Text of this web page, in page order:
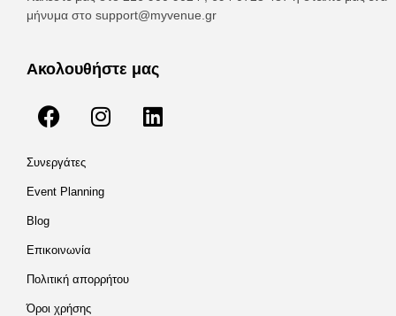
μήνυμα στο support@myvenue.gr
Ακολουθήστε μας
Συνεργάτες
Event Planning
Blog
Επικοινωνία
Πολιτική απορρήτου
Όροι χρήσης